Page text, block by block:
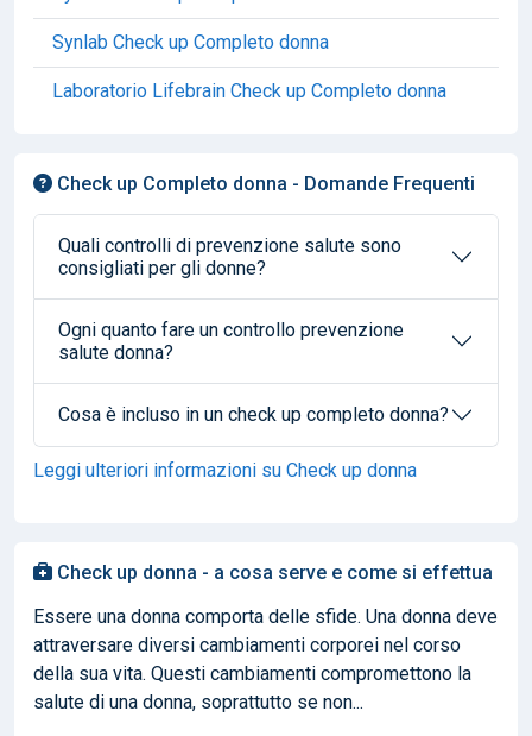
Synlab Check up Completo donna
Laboratorio Lifebrain Check up Completo donna
Check up Completo donna - Domande Frequenti
Quali controlli di prevenzione salute sono
consigliati per gli donne?
Ogni quanto fare un controllo prevenzione
salute donna?
Cosa è incluso in un check up completo donna?
Leggi ulteriori informazioni su Check up donna
Check up donna - a cosa serve e come si effettua
Essere una donna comporta delle sfide. Una donna deve
attraversare diversi cambiamenti corporei nel corso
della sua vita. Questi cambiamenti compromettono la
salute di una donna, soprattutto se non...